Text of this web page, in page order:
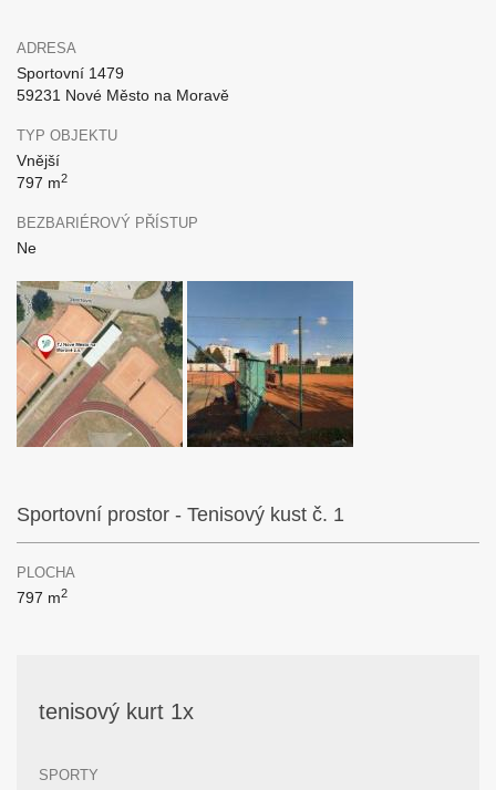
ADRESA
Sportovní 1479
59231 Nové Město na Moravě
TYP OBJEKTU
Vnější
797 m2
BEZBARIÉROVÝ PŘÍSTUP
Ne
Sportovní prostor - Tenisový kust č. 1
PLOCHA
797 m2
tenisový kurt 1x
SPORTY